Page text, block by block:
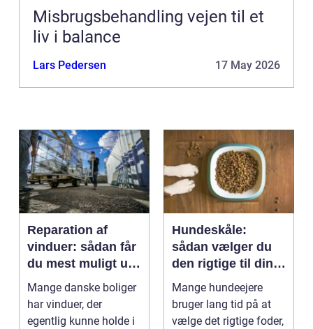
Misbrugsbehandling vejen til et
liv i balance
Lars Pedersen 17 May 2026
Reparation af
vinduer: sådan får
du mest muligt ud
af dine gamle
rammer
Mange danske boliger
har vinduer, der
egentlig kunne holde i
Hundeskåle:
sådan vælger du
den rigtige til din
hund
Mange hundeejere
bruger lang tid på at
vælge det rigtige foder,